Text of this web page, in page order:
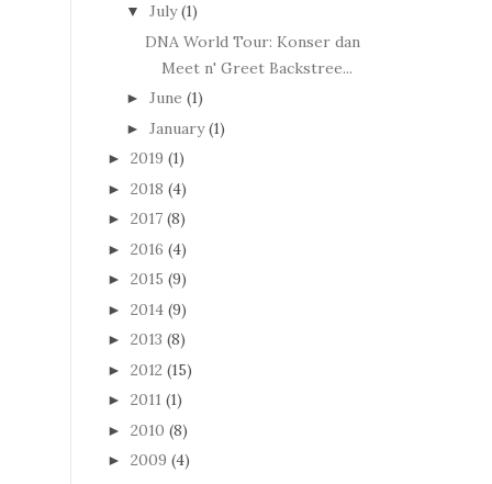
▼ July(1)
DNA World Tour: Konser dan
Meet n' Greet Backstree...
► June (1)
► January(1)
► 2019 (1)
► 2018 (4)
► 2017 (8)
► 2016 (4)
► 2015 (9)
► 2014 (9)
► 2013 (8)
► 2012 (15)
► 2011 (1)
► 2010 (8)
► 2009 (4)